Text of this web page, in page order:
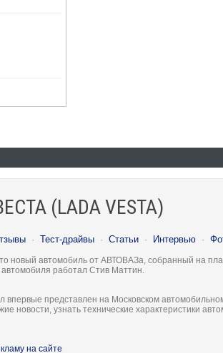
(LADA VESTA)
· Тест-драйвы · Статьи · Интервью ·
новый автомобиль от АВТОВАЗа, собранный на
работал Стив Маттин.
впервые представлен на Московском
новости, узнать технические характеристики
на сайте